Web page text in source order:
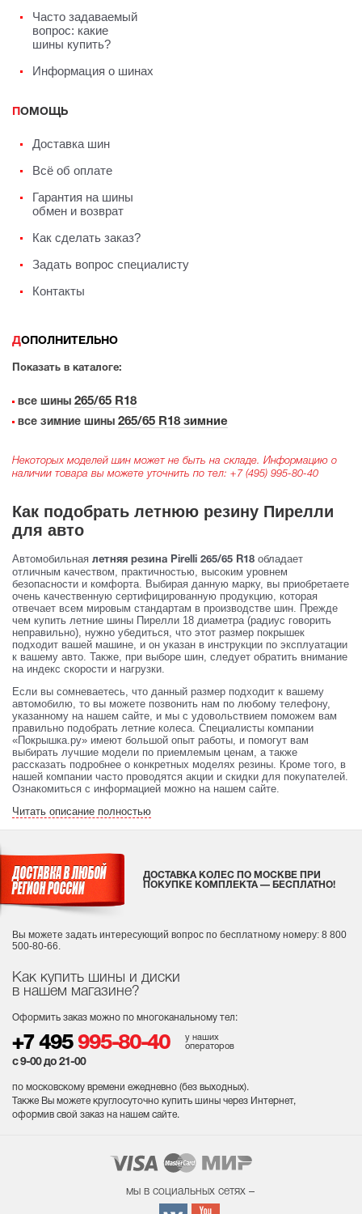
Часто задаваемый
вопрос: какие
шины купить?
Информация о шинах
ПОМОЩЬ
Доставка шин
Всё об оплате
Гарантия на шины
обмен и возврат
Как сделать заказ?
Задать вопрос специалисту
Контакты
ДОПОЛНИТЕЛЬНО
Показать в каталоге:
все шины 265/65 R18
все зимние шины 265/65 R18 зимние
Некоторых моделей шин может не быть на складе. Информацию о
наличии товара вы можете уточнить по тел: +7 (495) 995-80-40
Как подобрать летнюю резину Пирелли
для авто
Автомобильная летняя резина Pirelli 265/65 R18 обладает
отличным качеством, практичностью, высоким уровнем
безопасности и комфорта. Выбирая данную марку, вы приобретаете
очень качественную сертифицированную продукцию, которая
отвечает всем мировым стандартам в производстве шин. Прежде
чем купить летние шины Пирелли 18 диаметра (радиус говорить
неправильно), нужно убедиться, что этот размер покрышек
подходит вашей машине, и он указан в инструкции по эксплуатации
к вашему авто. Также, при выборе шин, следует обратить внимание
на индекс скорости и нагрузки.
Если вы сомневаетесь, что данный размер подходит к вашему
автомобилю, то вы можете позвонить нам по любому телефону,
указанному на нашем сайте, и мы с удовольствием поможем вам
правильно подобрать летние колеса. Специалисты компании
«Покрышка.ру» имеют большой опыт работы, и помогут вам
выбирать лучшие модели по приемлемым ценам, а также
рассказать подробнее о конкретных моделях резины. Кроме того, в
нашей компании часто проводятся акции и скидки для покупателей.
Ознакомиться с информацией можно на нашем сайте.
Читать описание полностью
Как купить шины и диски
в нашем магазине?
Оформить заказ можно по многоканальному тел:
+7 495 995-80-40
у наших
операторов
с 9-00 до 21-00
по московскому времени ежедневно (без выходных).
Также Вы можете круглосуточно купить шины через Интернет,
оформив свой заказ на нашем сайте.
ДОСТАВКА КОЛЕС ПО МОСКВЕ ПРИ
ПОКУПКЕ КОМПЛЕКТА — БЕСПЛАТНО!
Вы можете задать интересующий вопрос по бесплатному номеру: 8 800
500-80-66.
мы в социальных сетях –